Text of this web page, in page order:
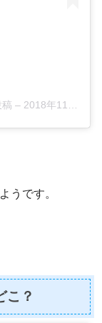
– 2018年11月月5日午前5時20分PST
うです。
こ？